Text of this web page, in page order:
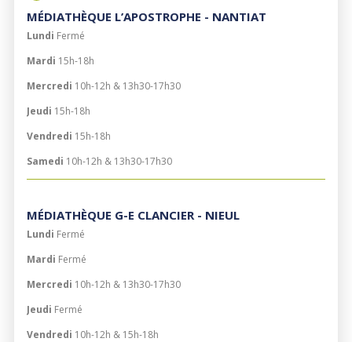
MÉDIATHÈQUE L’APOSTROPHE - NANTIAT
Lundi Fermé
Mardi 15h-18h
Mercredi 10h-12h & 13h30-17h30
Jeudi 15h-18h
Vendredi 15h-18h
Samedi 10h-12h & 13h30-17h30
MÉDIATHÈQUE G-E CLANCIER - NIEUL
Lundi Fermé
Mardi Fermé
Mercredi 10h-12h & 13h30-17h30
Jeudi Fermé
Vendredi 10h-12h & 15h-18h